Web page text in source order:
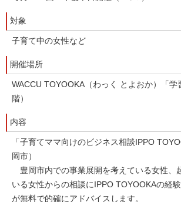
対象
子育て中の女性など
開催場所
WACCU TOYOOKA（わっく とよおか）「学
階）
内容
「子育てママ向けのビジネス相談IPPO
岡市）
豊岡市内での事業展開を考えている女性、
いる女性からの相談にIPPO TOYOOKAの経
が無料で的確にアドバイスします。